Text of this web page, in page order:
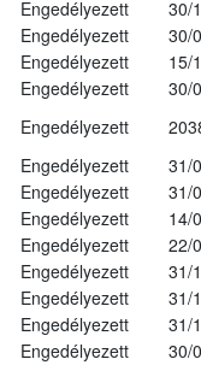
Engedélyezett
30/
Engedélyezett
30/
Engedélyezett
15/
Engedélyezett
30/
Engedélyezett
Engedélyezett
31/
Engedélyezett
31/
Engedélyezett
14/
Engedélyezett
22/
Engedélyezett
31/
Engedélyezett
31/
Engedélyezett
31/
Engedélyezett
30/